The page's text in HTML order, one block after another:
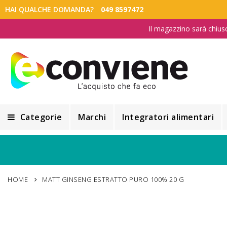
HAI QUALCHE DOMANDA? 049 8597472
Il magazzino sarà
Categorie
Alimentazione e Dietetica
Marchi Integratori alimentari
HOME MATT GINSENG ESTRATTO PURO 100% 20 G